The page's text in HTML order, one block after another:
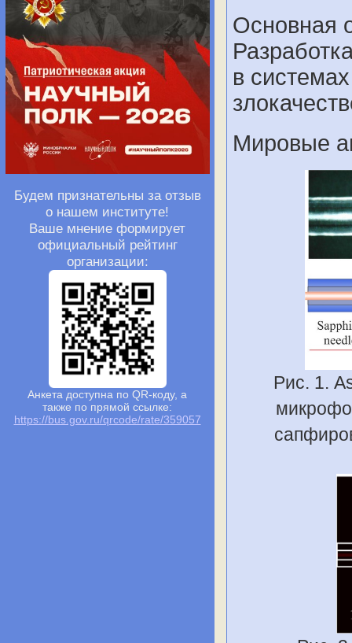
Будем признательны за отзыв
о нашем институте!
Ваше мнение формирует
официальный рейтинг
организации:
Анкета доступна по QR-коду, а
также по прямой ссылке:
https://bus.gov.ru/qrcode/rate/359057
Основная
в
Мировые
Рис. 1.